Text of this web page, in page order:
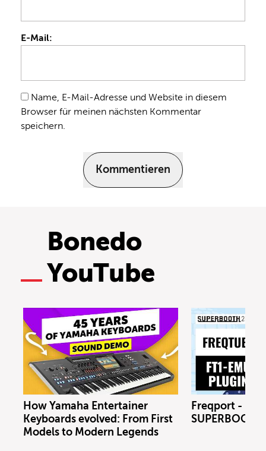
E-Mail:
Name, E-Mail-Adresse und Website in diesem
Browser für meinen nächsten Kommentar
speichern.
Kommentieren
Bonedo
YouTube
How Yamaha Entertainer
Keyboards evolved: From First
Models to Modern Legends
Freqport -